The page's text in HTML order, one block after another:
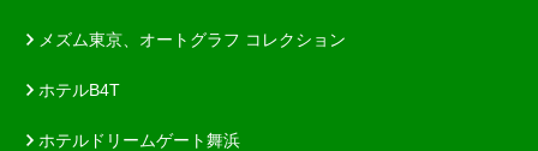
メズム東京、オートグラフ コレクション
ホテルB4T
ホテルドリームゲート舞浜